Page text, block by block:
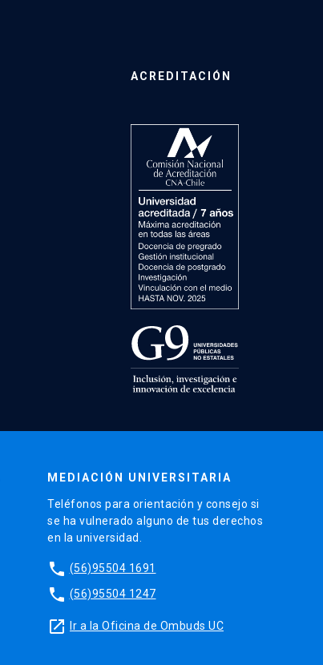
ACREDITACIÓN
MEDIACIÓN UNIVERSITARIA
Teléfonos para orientación y consejo si
se ha vulnerado alguno de tus derechos
en la universidad.
phone (56)95504 1691
phone (56)95504 1247
launch Ir a la Oficina de Ombuds UC